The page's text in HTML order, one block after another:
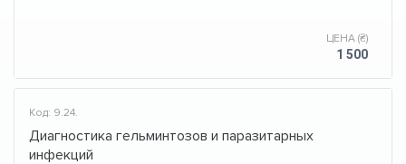
ЦЕНА (₴)
1 500
Код: 9.24.
Диагностика гельминтозов и паразитарных
инфекций